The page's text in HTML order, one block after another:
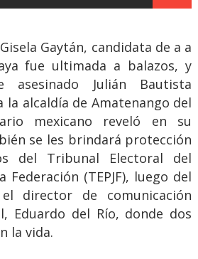
Gaytán, candidata de a a
fue ultimada a balazos, y
Julián Bautista
la alcaldía de Amatenango del
mexicano reveló en su
se les brindará protección
del Tribunal Electoral del
Federación (TEPJF), luego del
director de comunicación
Eduardo del Río, donde dos
la vida.